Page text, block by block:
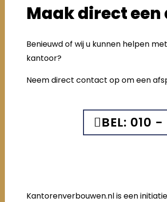
Maak direct
Benieuwd of wij u kunnen helpen
kantoor?
Neem direct contact op om een
BEL: 010 -
Kantorenverbouwen.nl is een